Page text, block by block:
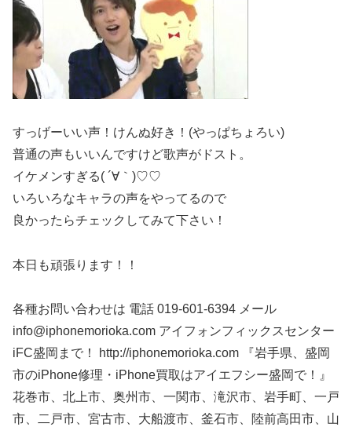
すっげーいい声！けんぬ好き！(やっぱちょろい)
普通の声もいいんですけど歌声がドスト。
イケメンすぎる( ´∀｀)♡♡
いろいろなキャラの声をやってるので
良かったらチェックしてみて下さい！
本日も頑張ります！！
各種お問い合わせは 電話 019-601-6394 メール
info@iphonemorioka.com アイフォンフィックスセンター
iFC盛岡まで！ http://iphonemorioka.com 『岩手県、盛岡
市のiPhone修理・iPhone買取はアイエフシー盛岡で！』
花巻市、北上市、奥州市、一関市、滝沢市、岩手町、一戸
市、二戸市、宮古市、大船渡市、釜石市、陸前高田市、山